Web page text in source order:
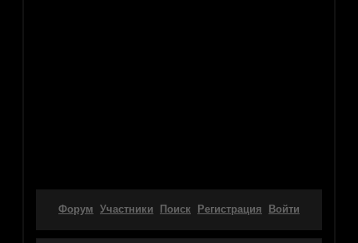
Форум Участники Поиск Регистрация Войти